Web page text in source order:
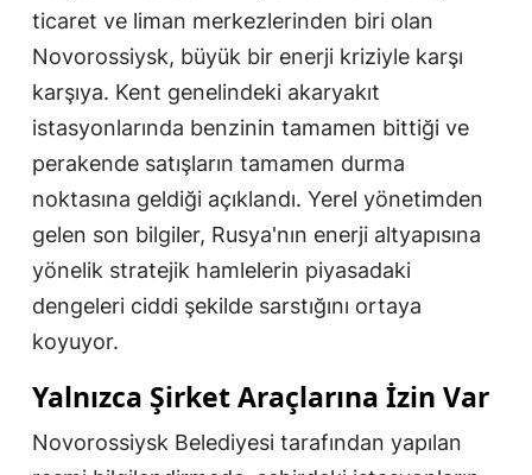
ticaret ve liman merkezlerinden biri olan
Novorossiysk, büyük bir enerji kriziyle karşı
karşıya. Kent genelindeki akaryakıt
istasyonlarında benzinin tamamen bittiği ve
perakende satışların tamamen durma
noktasına geldiği açıklandı. Yerel yönetimden
gelen son bilgiler, Rusya'nın enerji altyapısına
yönelik stratejik hamlelerin piyasadaki
dengeleri ciddi şekilde sarstığını ortaya
koyuyor.
Yalnızca Şirket Araçlarına İzin Var
Novorossiysk Belediyesi tarafından yapılan